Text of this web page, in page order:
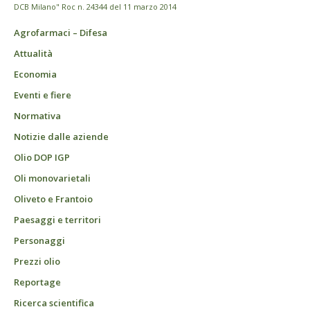
DCB Milano" Roc n. 24344 del 11 marzo 2014
Agrofarmaci – Difesa
Attualità
Economia
Eventi e fiere
Normativa
Notizie dalle aziende
Olio DOP IGP
Oli monovarietali
Oliveto e Frantoio
Paesaggi e territori
Personaggi
Prezzi olio
Reportage
Ricerca scientifica